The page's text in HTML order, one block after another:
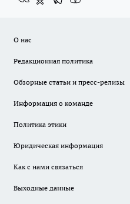
О нас
Редакционная политика
Обзорные статьи и пресс-релизы
Информация о команде
Политика этики
Юридическая информация
Как с нами связаться
Выходные данные